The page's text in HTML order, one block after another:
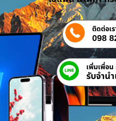
ติดต่อเ
098
เพิ่มเพื่อน
รับจํานํ